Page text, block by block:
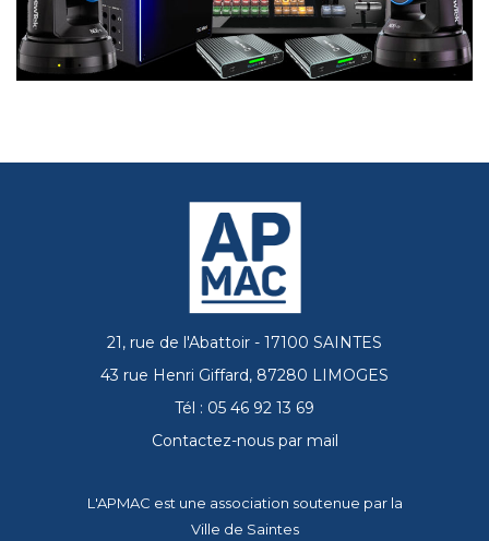
21, rue de l'Abattoir - 17100 SAINTES
43 rue Henri Giffard, 87280 LIMOGES
Tél : 05 46 92 13 69
Contactez-nous par mail
L'APMAC est une association soutenue par la
Ville de Saintes